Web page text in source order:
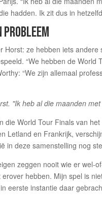
hadden. Ik zit dus in
Horst: ze hebben iets
“We hebben de
“We zijn allemaal
"Ik heb al die maanden
die World Tour Finals van
Letland en Frankrijk,
in deze samenstelling nog
zeggen nooit wie er wel-
hebben. Mijn spel is
eerste instantie daar